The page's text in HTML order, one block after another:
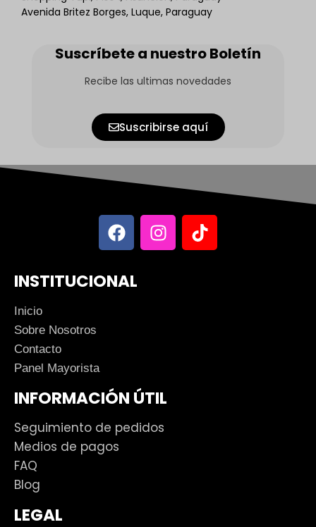
Avenida Britez Borges, Luque, Paraguay
Suscríbete a nuestro Boletín
Recibe las ultimas novedades
Suscribirse aquí
INSTITUCIONAL
Inicio
Sobre Nosotros
Contacto
Panel Mayorista
INFORMACIÓN ÚTIL
Seguimiento de pedidos
Medios de pagos
FAQ
Blog
LEGAL